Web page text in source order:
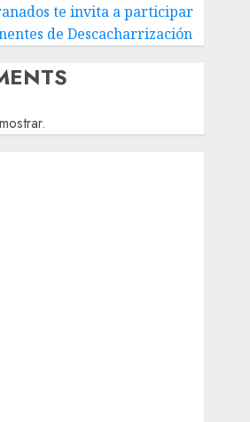
te invita a participar
de Descacharrización